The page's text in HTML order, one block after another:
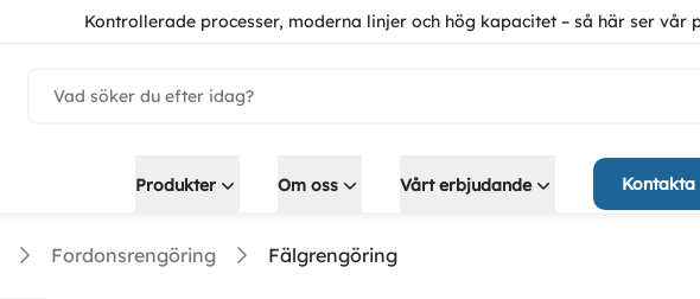
Kontrollerade processer, moderna linjer och hög kapacitet – så här ser vår
Produkter Om oss Vårt erbjudande Kontakta
Fordonsrengöring Fälgrengöring